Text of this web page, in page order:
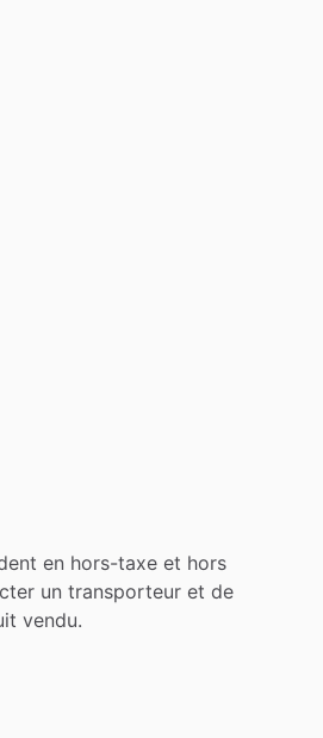
en hors-taxe et hors
un transporteur et de
vendu.